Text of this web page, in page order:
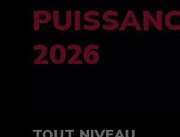
FELINE
féminine